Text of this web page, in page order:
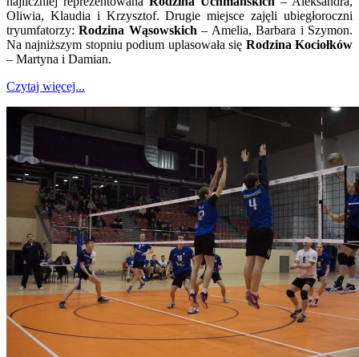
Oliwia, Klaudia i Krzysztof. Drugie miejsce zajęli ubiegłoroczni
tryumfatorzy:Rodzina Wąsowskich – Amelia, Barbara i Szymon.
Na najniższym stopniu podium uplasowała się Rodzina Kociołków
– Martyna i Damian.
Czytaj więcej...